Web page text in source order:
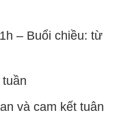
– Buổi chiều: từ
và cam kết tuân